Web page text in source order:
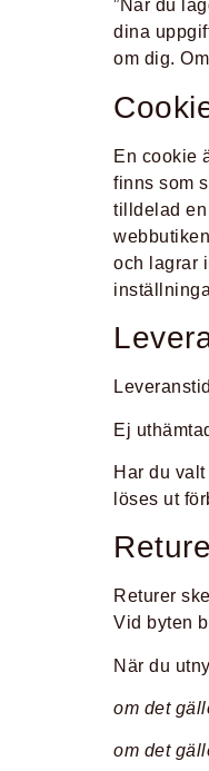
”När du
dina
om dig.
En cookie
finns som
tilldelad en
och lagrar
Ej
Har du
löses ut
Returer
Vid byten
När du
om det
om det